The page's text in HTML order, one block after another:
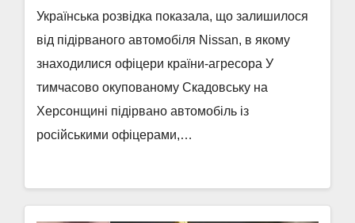
Українська розвідка показала, що залишилося
від підірваного автомобіля Nissan, в якому
знаходилися офіцери країни-агресора У
тимчасово окупованому Скадовську на
Херсонщині підірвано автомобіль із
російськими офіцерами,…